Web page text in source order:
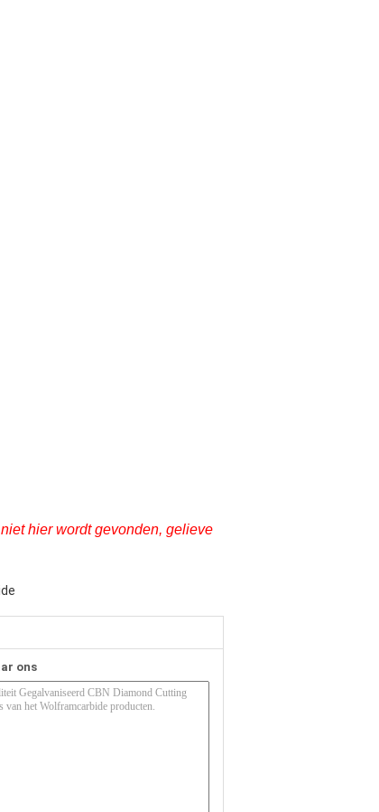
hier wordt gevonden, gelieve
ons